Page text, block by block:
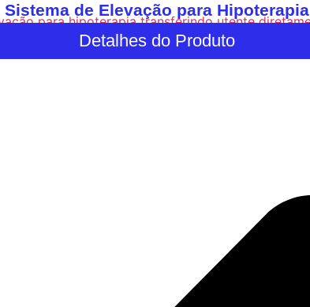
Sistema de Elevação para Hipoterapia
Detalhes do Produto